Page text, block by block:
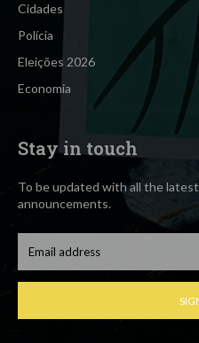
Cidades
Polícia
Eleições 2026
Economia
Stay in touch
To be updated with all the
announcements.